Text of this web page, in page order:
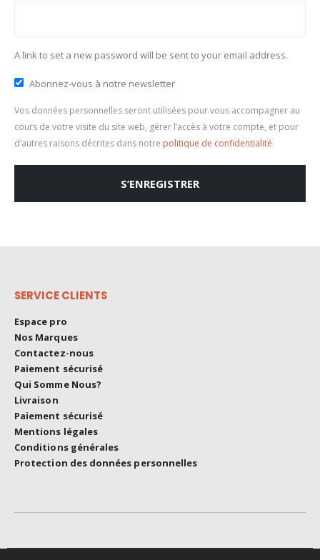
A link to set a new password will be sent to your email address.
Abonnez-vous à notre newsletter
Vos données personnelles seront utilisées pour vous accompagner au
cours de votre visite du site web, gérer l’accès à votre compte, et pour
d’autres raisons décrites dans notre politique de confidentialité.
S’ENREGISTRER
SERVICE CLIENTS
Espace pro
Nos Marques
Contactez-nous
Paiement sécurisé
Qui Somme Nous?
Livraison
Paiement sécurisé
Mentions légales
Conditions générales
Protection des données personnelles